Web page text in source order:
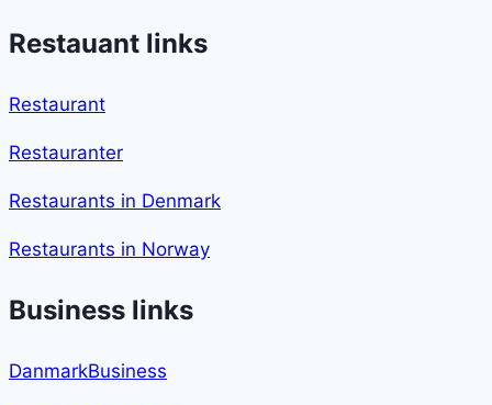
Restauant links
Restaurant
Restauranter
Restaurants in Denmark
Restaurants in Norway
Business links
DanmarkBusiness